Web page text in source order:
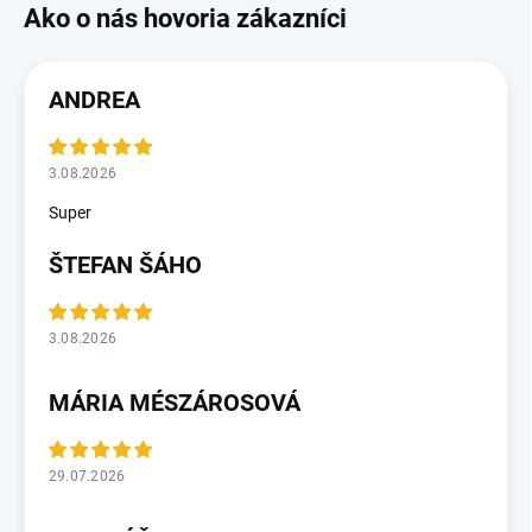
ANDREA
3.08.2026
Super
ŠTEFAN ŠÁHO
3.08.2026
MÁRIA MÉSZÁROSOVÁ
29.07.2026